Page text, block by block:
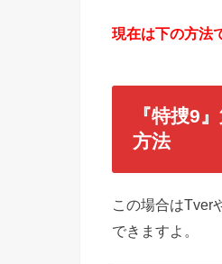
現在は下の方法
『特捜9
方法
この場合はTver
できますよ。